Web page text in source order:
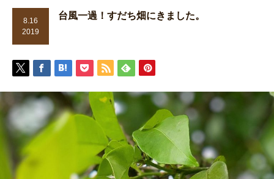
8.16
2019
台風一過！すだち畑にきました。